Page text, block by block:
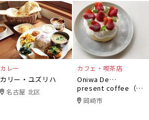
カレー
カリー・ユズリハ
名古屋 北区
カフェ・喫茶店
Oniwa De…
present coffee（オ
ニワデ）
岡崎市